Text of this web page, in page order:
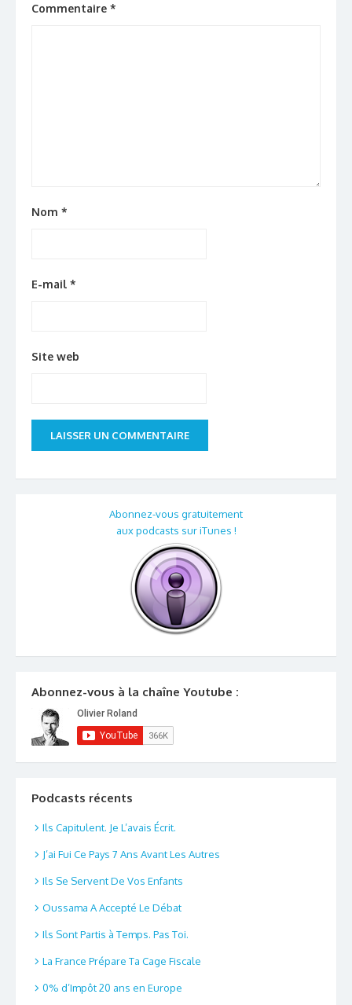
Commentaire *
Nom *
E-mail *
Site web
Abonnez-vous gratuitement
aux podcasts sur iTunes !
Abonnez-vous à la chaîne Youtube :
Podcasts récents
Ils Capitulent. Je L’avais Écrit.
J’ai Fui Ce Pays 7 Ans Avant Les Autres
Ils Se Servent De Vos Enfants
Oussama A Accepté Le Débat
Ils Sont Partis à Temps. Pas Toi.
La France Prépare Ta Cage Fiscale
0% d’Impôt 20 ans en Europe